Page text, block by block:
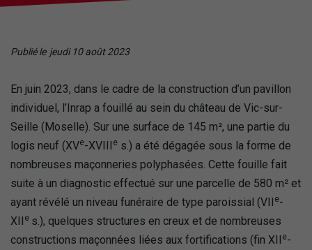
Publié le jeudi 10 août 2023
En juin 2023, dans le cadre de la construction d’un pavillon
individuel, l’Inrap a fouillé au sein du château de Vic-sur-
Seille (Moselle). Sur une surface de 145 m², une partie du
logis neuf (XVe-XVIII e s.) a été dégagée sous la forme de
nombreuses maçonneries polyphasées. Cette fouille fait
suite à un diagnostic effectué sur une parcelle de 580 m² et
ayant révélé un niveau funéraire de type paroissial (VII e-
XII e s.), quelques structures en creux et de nombreuses
constructions maçonnées liées aux fortifications (fin XII e-